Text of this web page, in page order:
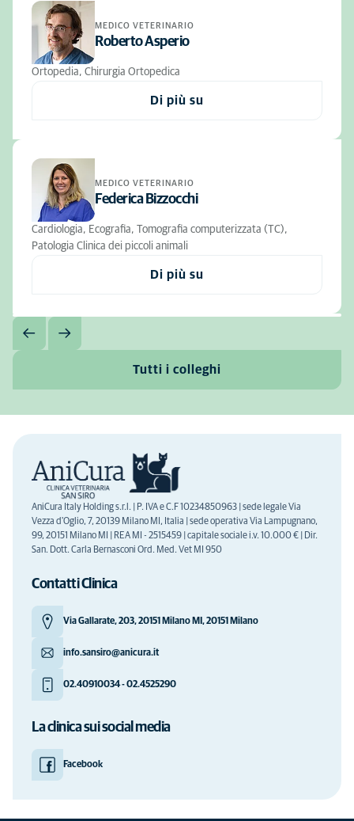
MEDICO VETERINARIO
Roberto Asperio
Ortopedia, Chirurgia Ortopedica
Di più su
MEDICO VETERINARIO
Federica Bizzocchi
Cardiologia, Ecografia, Tomografia computerizzata (TC),
Patologia Clinica dei piccoli animali
Di più su
Tutti i colleghi
AniCura Italy Holding s.r.l. | P. IVA e C.F 10234850963 | sede legale Via
Vezza d'Oglio, 7, 20139 Milano MI, Italia | sede operativa Via Lampugnano,
99, 20151 Milano MI | REA MI - 2515459 | capitale sociale i.v. 10.000 € | Dir.
San. Dott. Carla Bernasconi Ord. Med. Vet MI 950
Contatti Clinica
Via Gallarate, 203, 20151 Milano MI, 20151 Milano
info.sansiro@anicura.it
02.40910034 - 02.4525290
La clinica sui social media
Facebook